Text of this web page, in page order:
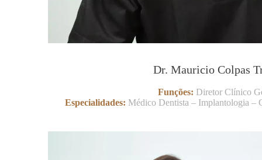
Dr. Mauricio Colpas
Funções: Diretor Clínico
Especialidades: Médico Dentista – Implantologia –